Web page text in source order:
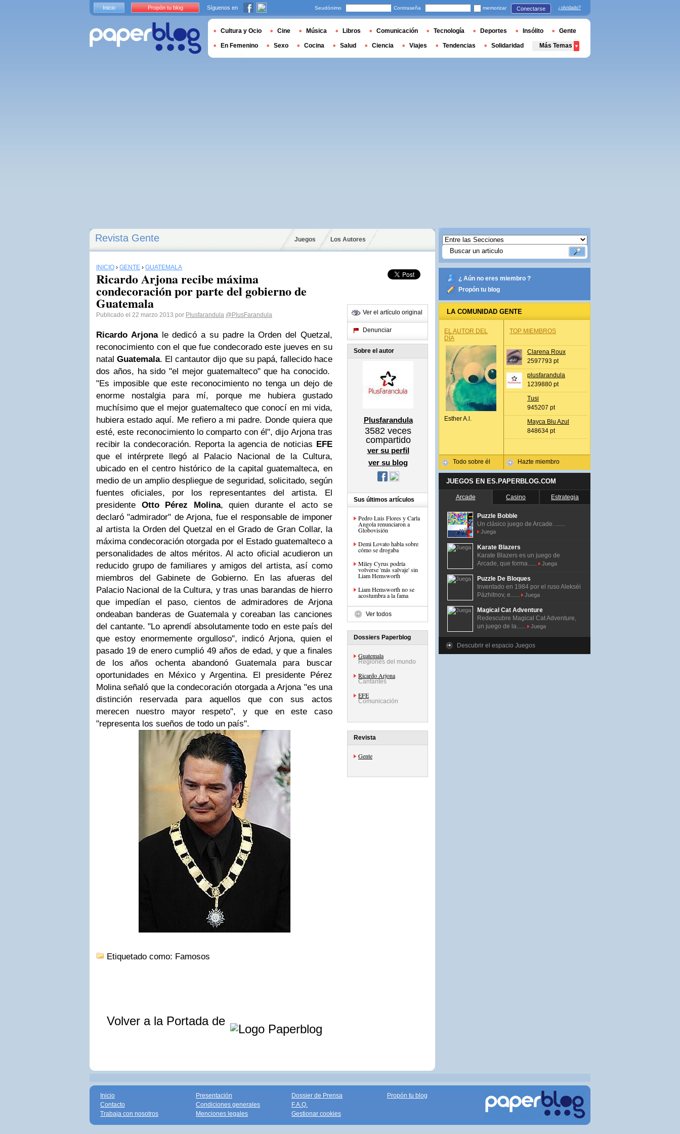
Revista Gente Juegos Los Autores
INICIO › GENTE › GUATEMALA
Ricardo Arjona recibe máxima
condecoración por parte del gobierno de
Guatemala
Publicado el 22 marzo 2013 por Plusfarandula @PlusFarandula
Ricardo Arjonale dedicó a su padre la Orden del Quetzal,
reconocimiento con el que fue condecorado este jueves en su
natalGuatemala. El cantautor dijo que su papá, fallecido hace
dos años, ha sido "el mejor guatemalteco" que ha conocido.
"Es imposible que este reconocimiento no tenga un dejo de
enorme nostalgia para mí, porque me hubiera gustado
muchísimo que el mejor guatemalteco que conocí en mi vida,
hubiera estado aquí. Me refiero a mi padre. Donde quiera que
esté, este reconocimiento lo comparto con él", dijo Arjona tras
recibir la condecoración. Reporta la agencia de noticias EFE
que el intérprete llegó al Palacio Nacional de la Cultura,
ubicado en el centro histórico de la capital guatemalteca, en
medio de un amplio despliegue de seguridad, solicitado, según
fuentes oficiales, por los representantes del artista. El
presidente Otto Pérez Molina, quien durante el acto se
declaró "admirador" de Arjona, fue el responsable de imponer
al artista la Orden del Quetzal en el Grado de Gran Collar, la
máxima condecoración otorgada por el Estado guatemalteco a
personalidades de altos méritos. Al acto oficial acudieron un
reducido grupo de familiares y amigos del artista, así como
miembros del Gabinete de Gobierno. En las afueras del
Palacio Nacional de la Cultura, y tras unas barandas de hierro
que impedían el paso, cientos de admiradores de Arjona
ondeaban banderas de Guatemala y coreaban las canciones
del cantante. "Lo aprendí absolutamente todo en este país del
que estoy enormemente orgulloso", indicó Arjona, quien el
pasado 19 de enero cumplió 49 años de edad, y que a finales
de los años ochenta abandonó Guatemala para buscar
oportunidades en México y Argentina. El presidente Pérez
Molina señaló que la condecoración otorgada a Arjona "es una
distinción reservada para aquellos que con sus actos
merecen nuestro mayor respeto", y que en este caso
"representa los sueños de todo un país".
Etiquetado como: Famosos
Volver a la Portada de
Ver el artículo original
Denunciar
Sobre el autor
Plusfarandula
3582 veces
compartido
ver su perfil
ver su blog
Sus últimos artículos
Pedro Luis Flores y Carla
Angola renunciaron a
Globovisión
Demi Lovato habla sobre
cómo se drogaba
Miley Cyrus podría
volverse 'más salvaje' sin
Liam Hemsworth
Liam Hemsworth no se
acostumbra a la fama
Ver todos
Dossiers Paperblog
Guatemala
Regiones del mundo
Ricardo Arjona
Cantantes
EFE
Comunicación
Revista
Gente
¿ Aún no eres miembro ?
Propón tu blog
LA COMUNIDAD GENTE
EL AUTOR DEL
DÍA
Esther A.l.
Todo sobre él
TOP MIEMBROS
Clarena Roux
2597793 pt
plusfarandula
1239880 pt
Tusi
945207 pt
Mayca Blu Azul
848634 pt
Hazte miembro
JUEGOS EN ES.PAPERBLOG.COM
Arcade Casino Estrategia
Puzzle Bobble
Un clásico juego de Arcade. ......
Juega
Karate Blazers
Karate Blazers es un juego de
Arcade, que forma......
Juega
Puzzle De Bloques
Inventado en 1984 por el ruso Alekséi
Pázhitnov, e......
Juega
Magical Cat Adventure
Redescubre Magical Cat Adventure,
un juego de la......
Juega
Descubrir el espacio Juegos
Inicio Propón tu blog Síguenos en Seudónimo Contraseña memorizar Conectarse ¿olvidado?
Cultura y Ocio Cine Música Libros Comunicación Tecnología Deportes Insólito Gente
En Femenino Sexo Cocina Salud Ciencia Viajes Tendencias Solidaridad Más Temas
Inicio
Contacto
Trabaja con nosotros
Presentación
Condiciones generales
Menciones legales
Dossier de Prensa
F.A.Q.
Gestionar cookies
Propón tu blog